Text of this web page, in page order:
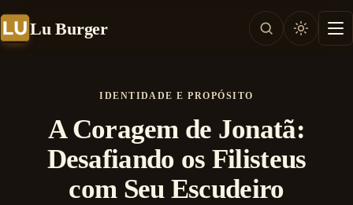
Lu Burger
IDENTIDADE E PROPÓSITO
A Coragem de Jonatã:
Desafiando os Filisteus
com Seu Escudeiro